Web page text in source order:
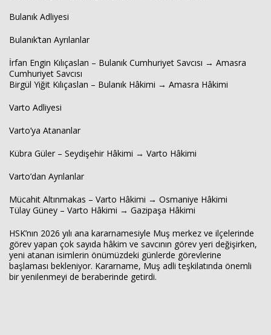
Bulanık Adliyesi
Bulanık’tan Ayrılanlar
İrfan Engin Kılıçaslan – Bulanık Cumhuriyet Savcısı → Amasra
Cumhuriyet Savcısı
Birgül Yiğit Kılıçaslan – Bulanık Hâkimi → Amasra Hâkimi
Varto Adliyesi
Varto’ya Atananlar
Kübra Güler – Seydişehir Hâkimi → Varto Hâkimi
Varto’dan Ayrılanlar
Mücahit Altınmakas – Varto Hâkimi → Osmaniye Hâkimi
Tülay Güney – Varto Hâkimi → Gazipaşa Hâkimi
HSK’nın 2026 yılı ana kararnamesiyle Muş merkez ve ilçelerinde
görev yapan çok sayıda hâkim ve savcının görev yeri değişirken,
yeni atanan isimlerin önümüzdeki günlerde görevlerine
başlaması bekleniyor. Kararname, Muş adli teşkilatında önemli
bir yenilenmeyi de beraberinde getirdi.